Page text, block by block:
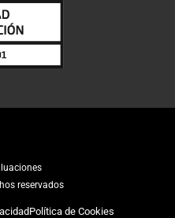
reservados
Política de Cookies